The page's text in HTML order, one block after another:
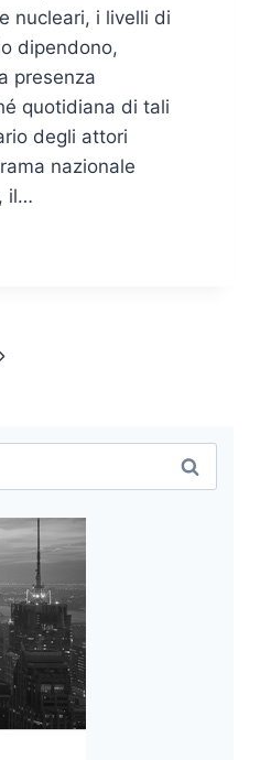
nucleari, i livelli di
dipendono,
presenza
quotidiana di tali
degli attori
nazionale
il…